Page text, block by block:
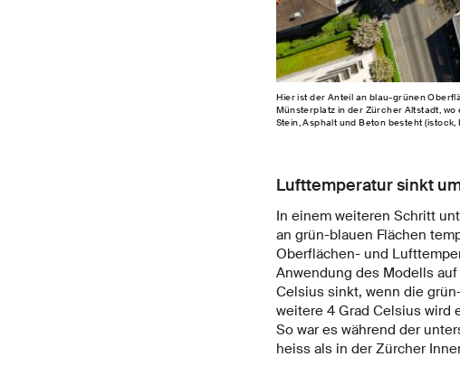
Hier ist der Anteil an blau-grünen
Münsterplatz in der Zürcher Altstadt,
Stein, Asphalt und Beton besteht
Lufttemperatur sinkt
In einem weiteren Schritt
an grün-blauen Flächen
Oberflächen- und
Anwendung des Modells
Celsius sinkt, wenn die
weitere 4 Grad Celsius wird
So war es während der
heiss als in der Zürcher